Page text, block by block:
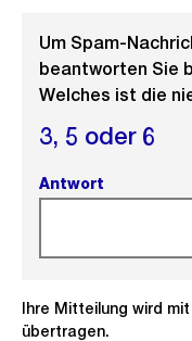
Um Spam-
beantworten Sie
Welches ist die
3, 5 oder 6
Antwort
Ihre Mitteilung wird
übertragen.